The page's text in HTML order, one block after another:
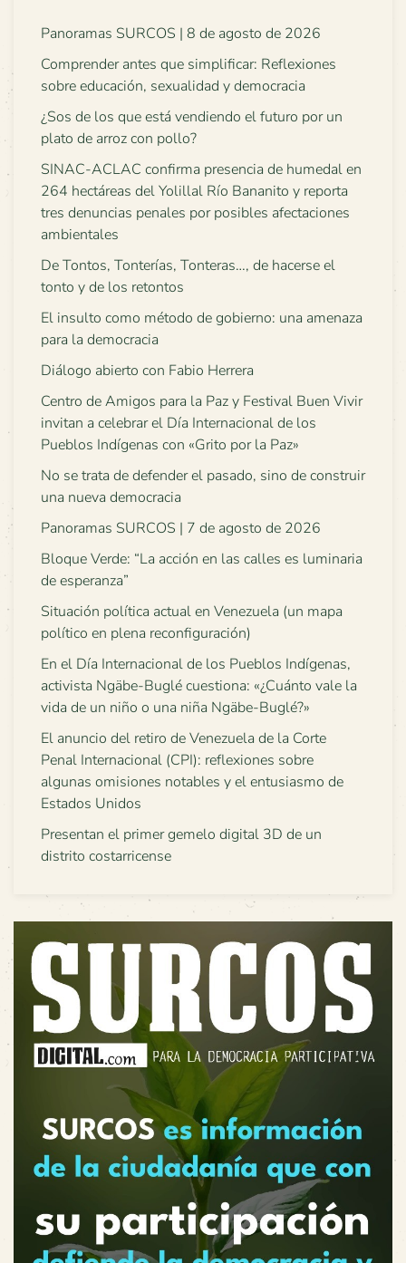
Panoramas SURCOS | 8 de agosto de 2026
Comprender antes que simplificar: Reflexiones
sobre educación, sexualidad y democracia
¿Sos de los que está vendiendo el futuro por un
plato de arroz con pollo?
SINAC-ACLAC confirma presencia de humedal en
264 hectáreas del Yolillal Río Bananito y reporta
tres denuncias penales por posibles afectaciones
ambientales
De Tontos, Tonterías, Tonteras…, de hacerse el
tonto y de los retontos
El insulto como método de gobierno: una amenaza
para la democracia
Diálogo abierto con Fabio Herrera
Centro de Amigos para la Paz y Festival Buen Vivir
invitan a celebrar el Día Internacional de los
Pueblos Indígenas con «Grito por la Paz»
No se trata de defender el pasado, sino de construir
una nueva democracia
Panoramas SURCOS | 7 de agosto de 2026
Bloque Verde: “La acción en las calles es luminaria
de esperanza”
Situación política actual en Venezuela (un mapa
político en plena reconfiguración)
En el Día Internacional de los Pueblos Indígenas,
activista Ngäbe-Buglé cuestiona: «¿Cuánto vale la
vida de un niño o una niña Ngäbe-Buglé?»
El anuncio del retiro de Venezuela de la Corte
Penal Internacional (CPI): reflexiones sobre
algunas omisiones notables y el entusiasmo de
Estados Unidos
Presentan el primer gemelo digital 3D de un
distrito costarricense